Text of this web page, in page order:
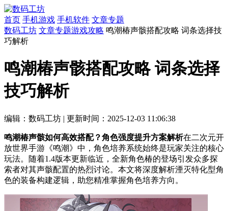
首页 手机游戏 手机软件 文章专题
数码工坊 文章专题游戏攻略 鸣潮椿声骸搭配攻略 词条选择技
巧解析
鸣潮椿声骸搭配攻略 词条选择
技巧解析
编辑：数码工坊 | 更新时间：2025-12-03 11:06:38
鸣潮椿声骸如何高效搭配？角色强度提升方案解析在二次元开
放世界手游《鸣潮》中，角色培养系统始终是玩家关注的核心
玩法。随着1.4版本更新临近，全新角色椿的登场引发众多探
索者对其声骸配置的热烈讨论。本文将深度解析湮灭特化型角
色的装备构建逻辑，助您精准掌握角色培养方向。